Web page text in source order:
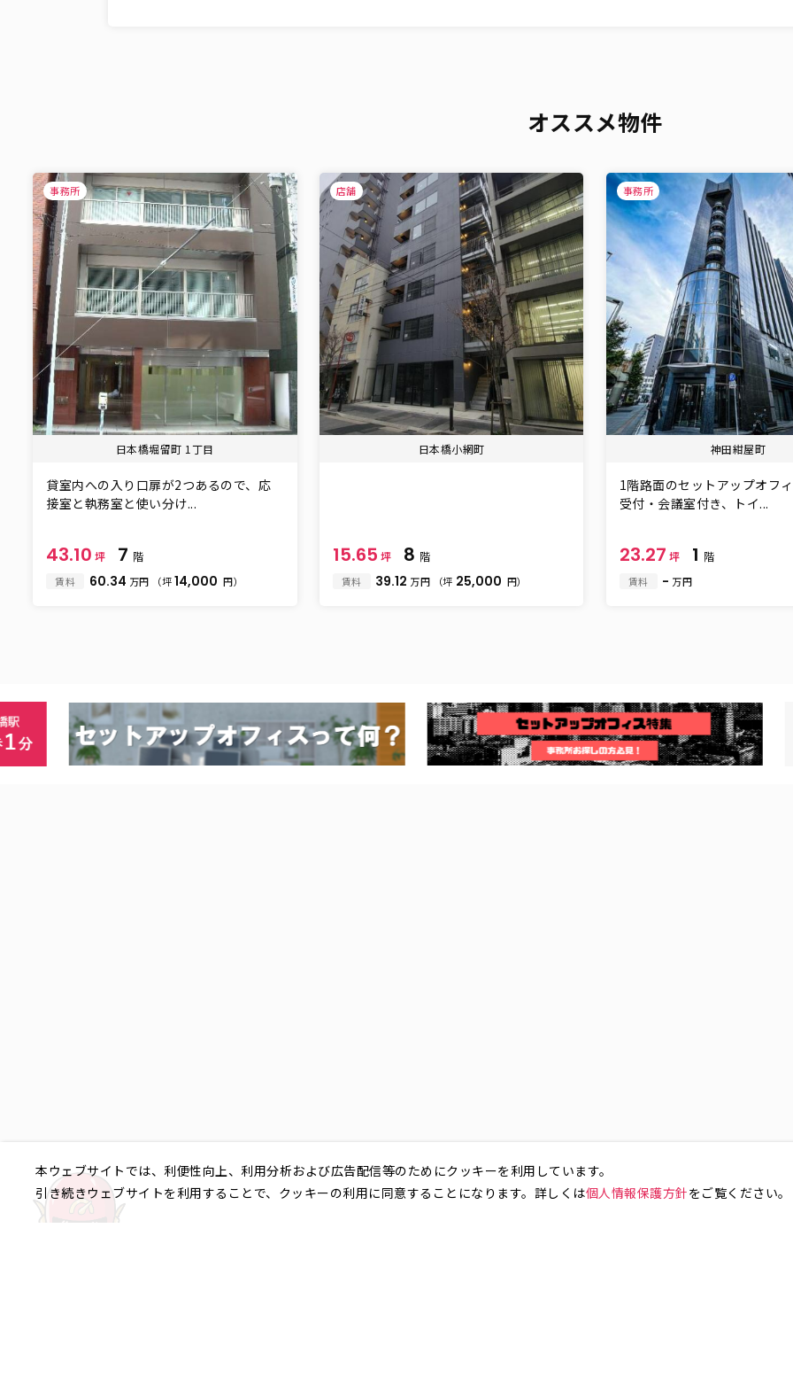
オススメ物件
事務所
日本橋堀留町 1丁目
貸室内への入り口扉が2つあるので、応
接室と執務室と使い分け...
43.10 坪 7 階
賃料 60.34 万円 （坪 14,000 円）
店舗
日本橋小網町
15.65 坪 8 階
賃料 39.12 万円 （坪 25,000 円）
事務所
神田紺屋町
1階路面のセットアップオフ
受付・会議室付き、トイ...
23.27 坪 1 階
賃料 - 万円
本ウェブサイトでは、利便性向上、利用分析および広告配信等のためにクッキーを利用しています。
引き続きウェブサイトを利用することで、クッキーの利用に同意することになります。詳しくは個人情報保護方針をご覧ください。